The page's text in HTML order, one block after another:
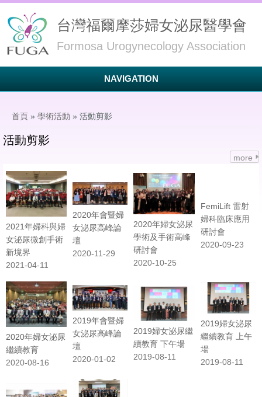
台灣福爾摩莎婦女泌尿醫學會
Formosa Urogynecology Association
NAVIGATION
首頁 » 學術活動 » 活動剪影
活動剪影
more
2021年婦科與婦
女泌尿微創手術
新境界
2021-04-11
2020年會暨婦
女泌尿高峰論
壇
2020-11-29
2020年婦女泌尿
學術及手術高峰
研討會
2020-10-25
FemiLift 雷射
婦科臨床應用
研討會
2020-09-23
2020年婦女泌尿
繼續教育
2020-08-16
2019年會暨婦
女泌尿高峰論
壇
2020-01-02
2019婦女泌尿繼
續教育 下午場
2019-08-11
2019婦女泌尿
繼續教育 上午
場
2019-08-11